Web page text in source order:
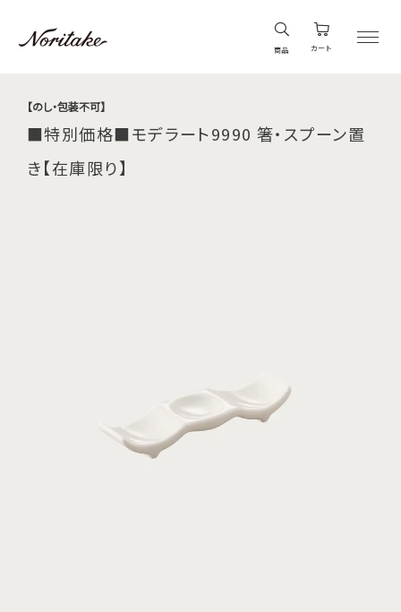
商品 カート
【のし・包装不可】
■特別価格■モデラート9990 箸・スプーン置
き【在庫限り】